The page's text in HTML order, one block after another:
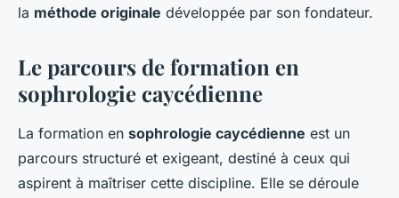
la méthode originale développée par son fondateur.
Le parcours de formation en
sophrologie caycédienne
La formation en sophrologie caycédienne est un
parcours structuré et exigeant, destiné à ceux qui
aspirent à maîtriser cette discipline. Elle se déroule